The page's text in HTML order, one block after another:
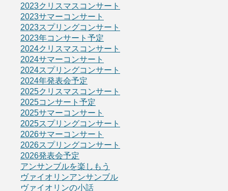
2023クリスマスコンサート
2023サマーコンサート
2023スプリングコンサート
2023年コンサート予定
2024クリスマスコンサート
2024サマーコンサート
2024スプリングコンサート
2024年発表会予定
2025クリスマスコンサート
2025コンサート予定
2025サマーコンサート
2025スプリングコンサート
2026サマーコンサート
2026スプリングコンサート
2026発表会予定
アンサンブルを楽しもう
ヴァイオリンアンサンブル
ヴァイオリンの小話